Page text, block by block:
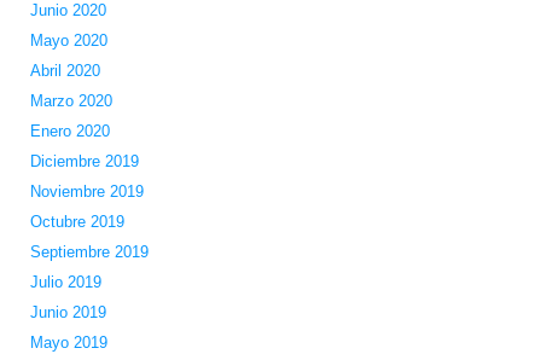
Junio 2020
Mayo 2020
Abril 2020
Marzo 2020
Enero 2020
Diciembre 2019
Noviembre 2019
Octubre 2019
Septiembre 2019
Julio 2019
Junio 2019
Mayo 2019